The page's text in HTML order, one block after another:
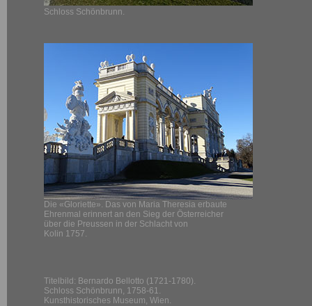
Schloss Schönbrunn.
Die «Gloriette». Das von Maria Theresia erbaute
Ehrenmal erinnert an den Sieg der Österreicher
über die Preussen in der Schlacht von
Kolin 1757.
Titelbild: Bernardo Bellotto (1721-1780).
Schloss Schönbrunn, 1758-61.
Kunsthistorisches Museum, Wien.